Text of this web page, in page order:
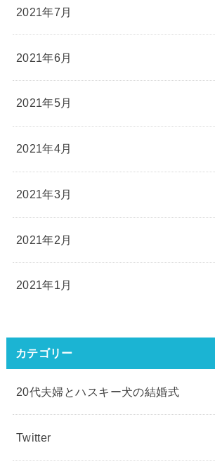
2021年7月
2021年6月
2021年5月
2021年4月
2021年3月
2021年2月
2021年1月
カテゴリー
20代夫婦とハスキー犬の結婚式
Twitter